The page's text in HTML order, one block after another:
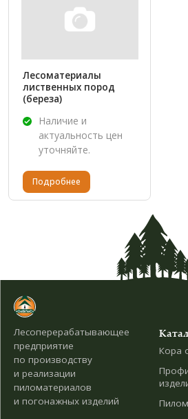
Лесоматериалы
лиственных пород
(береза)
Наличие и
актуальность цен
уточняйте.
Подробнее
Лесоперерабатывающее
предприятие
по производству
и реализации
пиломатериалов
и погонажных изделий
Кора